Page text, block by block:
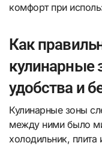
комфорт при
Как
кулинарные
удобства и
Кулинарные зоны
между ними было
холодильник,